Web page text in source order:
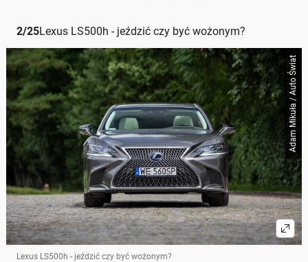
2/25Lexus LS500h - jeździć czy być wożonym?
Adam Mikuła / Auto Świat
Lexus LS500h - jeździć czy być wożonym?